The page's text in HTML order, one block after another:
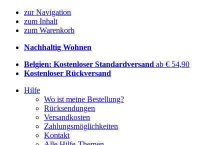
zur Navigation
zum Inhalt
zum Warenkorb
Nachhaltig Wohnen
Belgien: Kostenloser Standardversand ab € 54,90
Kostenloser Rückversand
Hilfe
Wo ist meine Bestellung?
Rücksendungen
Versandkosten
Zahlungsmöglichkeiten
Kontakt